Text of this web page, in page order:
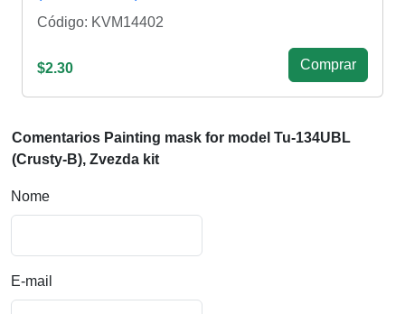
Código: KVM14402
$2.30 Сomprar
Comentarios Painting mask for model Tu-134UBL
(Crusty-B), Zvezda kit
Nome
E-mail